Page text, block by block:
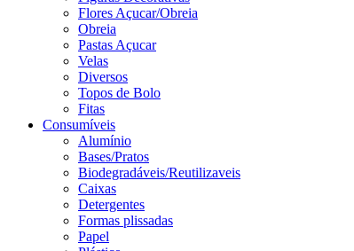
Flores Açucar/Obreia
Obreia
Pastas Açucar
Velas
Diversos
Topos de Bolo
Fitas
Consumíveis
Alumínio
Bases/Pratos
Biodegradáveis/Reutilizaveis
Caixas
Detergentes
Formas plissadas
Papel